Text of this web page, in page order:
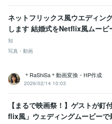
ネットフリックス風ウエディン
します 結婚式をNetflix風ムービ
知
写真・動画
＊RaShiSa＊動画変換・HP作成
2026/02/14 10:03
【まるで映画祭！】ゲストが釘
flix風」ウェディングムービーで